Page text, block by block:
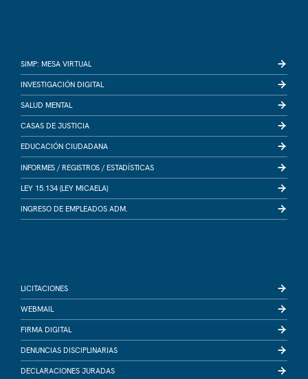
SIMP: MESA VIRTUAL
INVESTIGACIÓN DIGITAL
SALUD MENTAL
CASAS DE JUSTICIA
EDUCACIÓN CIUDADANA
INFORMES / REGISTROS / ESTADÍSTICAS
LEY 15.134 (LEY MICAELA)
INGRESO DE EMPLEADOS ADM.
LICITACIONES
WEBMAIL
FIRMA DIGITAL
DENUNCIAS DISCIPLINARIAS
DECLARACIONES JURADAS